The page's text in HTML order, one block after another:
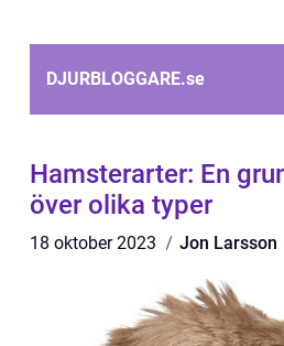
DJURBLOGGARE.se
Hamsterarter: En
över olika typer
18 oktober 2023 Jon Larsson